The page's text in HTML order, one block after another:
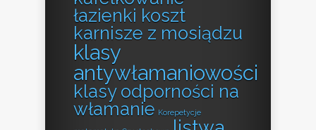
łazienki koszt
karnisze z mosiądzu
klasy
antywłamaniowości
klasy odporności na
włamanie Korepetycje